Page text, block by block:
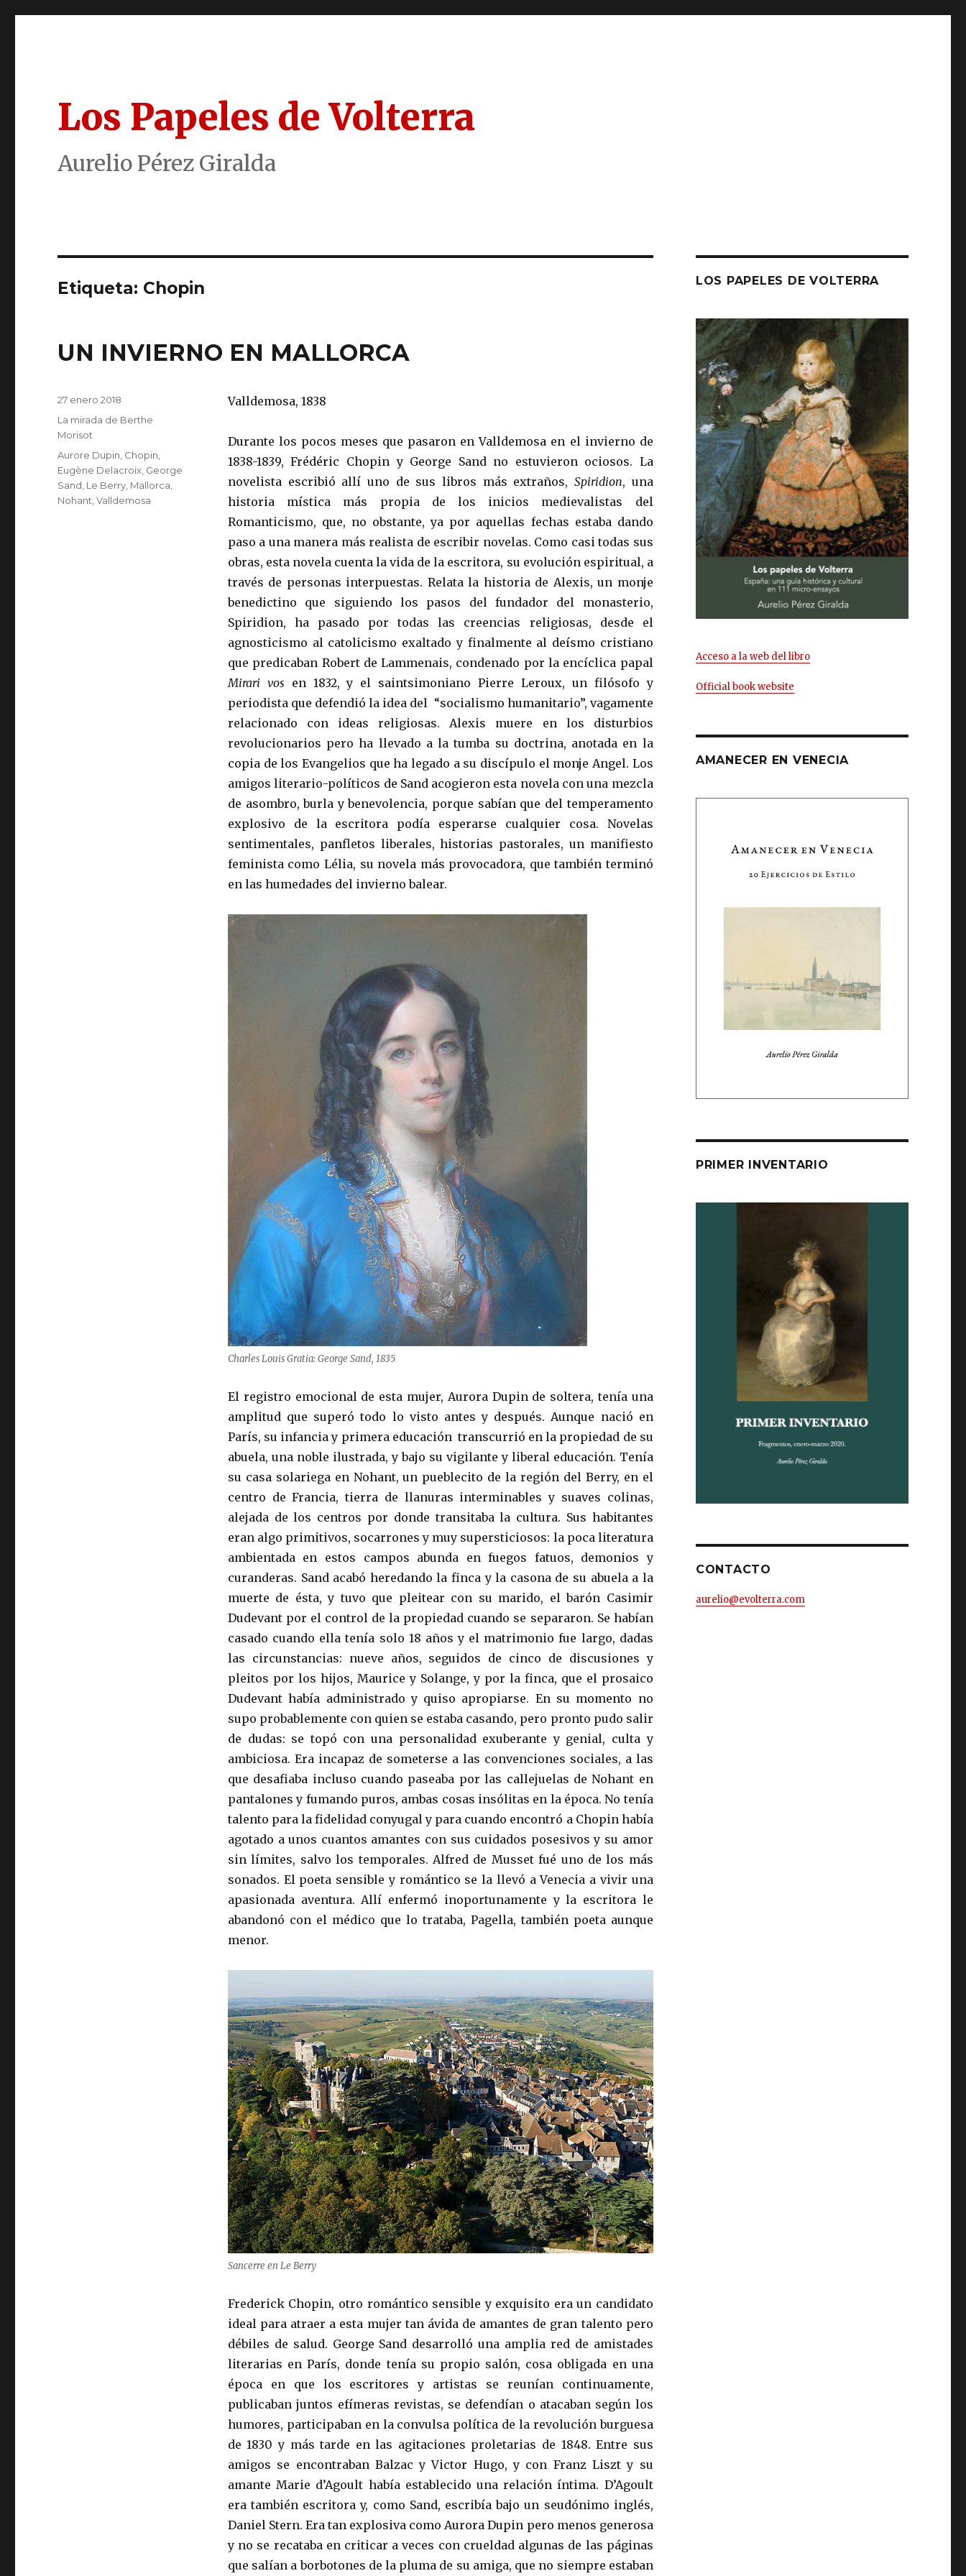
Los Papeles de Volterra
Aurelio Pérez Giralda
Etiqueta: Chopin
UN INVIERNO EN MALLORCA
Valldemosa, 1838
Durante los pocos meses que pasaron en Valldemosa en el invierno de
1838-1839, Frédéric Chopin y George Sand no estuvieron ociosos. La
novelista escribió allí uno de sus libros más extraños,Spiridion, una
historia mística más propia de los inicios medievalistas del
Romanticismo, que, no obstante, ya por aquellas fechas estaba dando
paso a una manera más realista de escribir novelas. Como casi todas sus
obras, esta novela cuenta la vida de la escritora, su evolución espiritual, a
través de personas interpuestas. Relata la historia de Alexis, un monje
benedictino que siguiendo los pasos del fundador del monasterio,
Spiridion, ha pasado por todas las creencias religiosas, desde el
agnosticismo al catolicismo exaltado y finalmente al deísmo cristiano
que predicaban Robert de Lammenais, condenado por la encíclica papal
Mirari vos en 1832, y el saintsimoniano Pierre Leroux, un filósofo y
periodista que defendió la idea del “socialismo humanitario”, vagamente
relacionado con ideas religiosas. Alexis muere en los disturbios
revolucionarios pero ha llevado a la tumba su doctrina, anotada en la
copia de los Evangelios que ha legado a su discípulo el monje Angel. Los
amigos literario-políticos de Sand acogieron esta novela con una mezcla
de asombro, burla y benevolencia, porque sabían que del temperamento
explosivo de la escritora podía esperarse cualquier cosa. Novelas
sentimentales, panfletos liberales, historias pastorales, un manifiesto
feminista como Lélia, su novela más provocadora, que también terminó
en las humedades del invierno balear.
Charles Louis Gratia: George Sand, 1835
El registro emocional de esta mujer, Aurora Dupin de soltera, tenía una
amplitud que superó todo lo visto antes y después. Aunque nació en
París, su infancia y primera educación transcurrió en la propiedad de su
abuela, una noble ilustrada, y bajo su vigilante y liberal educación. Tenía
su casa solariega en Nohant, un pueblecito de la región del Berry, en el
centro de Francia, tierra de llanuras interminables y suaves colinas,
alejada de los centros por donde transitaba la cultura. Sus habitantes
eran algo primitivos, socarrones y muy supersticiosos: la poca literatura
ambientada en estos campos abunda en fuegos fatuos, demonios y
curanderas. Sand acabó heredando la finca y la casona de su abuela a la
muerte de ésta, y tuvo que pleitear con su marido, el barón Casimir
Dudevant por el control de la propiedad cuando se separaron. Se habían
casado cuando ella tenía solo 18 años y el matrimonio fue largo, dadas
las circunstancias: nueve años, seguidos de cinco de discusiones y
pleitos por los hijos, Maurice y Solange, y por la finca, que el prosaico
Dudevant había administrado y quiso apropiarse. En su momento no
supo probablemente con quien se estaba casando, pero pronto pudo salir
de dudas: se topó con una personalidad exuberante y genial, culta y
ambiciosa. Era incapaz de someterse a las convenciones sociales, a las
que desafiaba incluso cuando paseaba por las callejuelas de Nohant en
pantalones y fumando puros, ambas cosas insólitas en la época. No tenía
talento para la fidelidad conyugal y para cuando encontró a Chopin había
agotado a unos cuantos amantes con sus cuidados posesivos y su amor
sin límites, salvo los temporales. Alfred de Musset fué uno de los más
sonados. El poeta sensible y romántico se la llevó a Venecia a vivir una
apasionada aventura. Allí enfermó inoportunamente y la escritora le
abandonó con el médico que lo trataba, Pagella, también poeta aunque
menor.
Sancerre en Le Berry
Frederick Chopin, otro romántico sensible y exquisito era un candidato
ideal para atraer a esta mujer tan ávida de amantes de gran talento pero
débiles de salud. George Sand desarrolló una amplia red de amistades
literarias en París, donde tenía su propio salón, cosa obligada en una
época en que los escritores y artistas se reunían continuamente,
publicaban juntos efímeras revistas, se defendían o atacaban según los
humores, participaban en la convulsa política de la revolución burguesa
de 1830 y más tarde en las agitaciones proletarias de 1848. Entre sus
amigos se encontraban Balzac y Victor Hugo, y con Franz Liszt y su
amante Marie d’Agoult había establecido una relación íntima. D’Agoult
era también escritora y, como Sand, escribía bajo un seudónimo inglés,
Daniel Stern. Era tan explosiva como Aurora Dupin pero menos generosa
y no se recataba en criticar a veces con crueldad algunas de las páginas
que salían a borbotones de la pluma de su amiga, que no siempre estaban
Publicado
27 enero 2018
Categorías
La mirada de Berthe
Morisot
Etiquetas
Aurore Dupin Chopin
Eugène Delacroix George
Sand Le Berry Mallorca
Nohant ,Valldemosa
LOS PAPELES DE VOLTERRA
Acceso a la web del libro
Official book website
AMANECER EN VENECIA
PRIMER INVENTARIO
CONTACTO
aurelio@evolterra.com